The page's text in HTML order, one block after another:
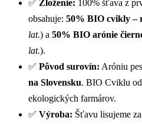
✅ Zloženie: 100% šťava z
obsahuje: 50% BIO cvikly –
lat.) a 50% BIO arónie
lat.).
✅ Pôvod surovín: Aróniu
na Slovensku. BIO Cviklu
ekologických farmárov.
✅ Výroba: Šťavu lisujeme